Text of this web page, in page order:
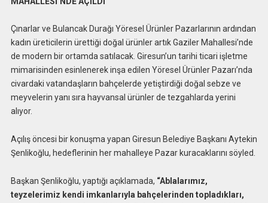
Çınarlar ve Bulancak Durağı Yöresel Ürünler Pazarlarının ardından
kadın üreticilerin ürettiği doğal ürünler artık Gaziler Mahallesi’nde
de modern bir ortamda satılacak. Giresun’un tarihi ticari işletme
mimarisinden esinlenerek inşa edilen Yöresel Ürünler Pazarı’nda
civardaki vatandaşların bahçelerde yetiştirdiği doğal sebze ve
meyvelerin yanı sıra hayvansal ürünler de tezgahlarda yerini
alıyor.
Açılış öncesi bir konuşma yapan Giresun Belediye Başkanı Aytekin
Şenlikoğlu, hedeflerinin her mahalleye Pazar kuracaklarını söyled.
Başkan Şenlikoğlu, yaptığı açıklamada, “Ablalarımız,
teyzelerimiz kendi imkanlarıyla bahçelerinden topladıkları,